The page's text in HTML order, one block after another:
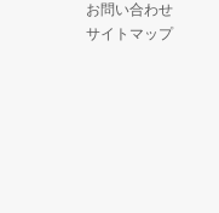
お問い合わせ
サイトマップ